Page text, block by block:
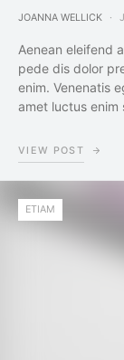
JOANNA WELLICK
Aenean eleifend
pede dis dolor
enim. Venenatis
amet luctus enim
VIEW POST
ETIAM